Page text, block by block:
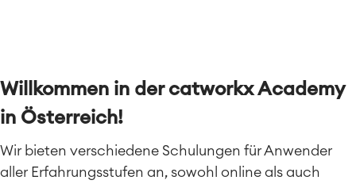
SOLUTIONS
ERP Solutions
Knowledge & Information
Willkommen in der catworkx Academy
in Österreich!
Wir bieten verschiedene Schulungen für Anwender
aller Erfahrungsstufen an, sowohl online als auch